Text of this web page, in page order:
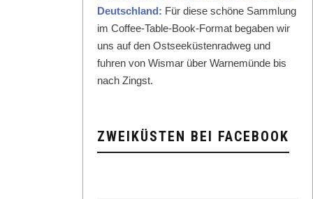
Deutsch­land: Für diese schöne Samm­lung
im Cof­fee-Table-Book-For­mat begaben wir
uns auf den Ost­seeküsten­rad­weg und
fuhren von Wis­mar über Warnemünde bis
nach Zingst.
ZWEIKÜSTEN BEI FACEBOOK